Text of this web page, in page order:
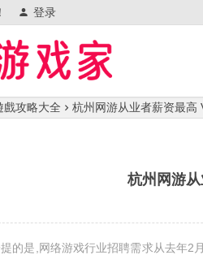
登录
戲攻略大全 杭州网游从业者薪资最高
杭州网游
的是,网络游戏行业招聘需求从去年